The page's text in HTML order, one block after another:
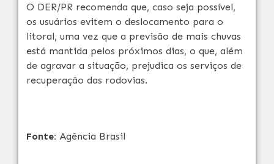
O DER/PR recomenda que, caso seja possível,
os usuários evitem o deslocamento para o
litoral, uma vez que a previsão de mais chuvas
está mantida pelos próximos dias, o que, além
de agravar a situação, prejudica os serviços de
recuperação das rodovias.
Fonte: Agência Brasil